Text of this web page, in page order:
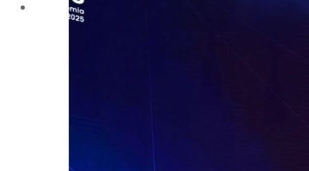
التعليم والطلاب